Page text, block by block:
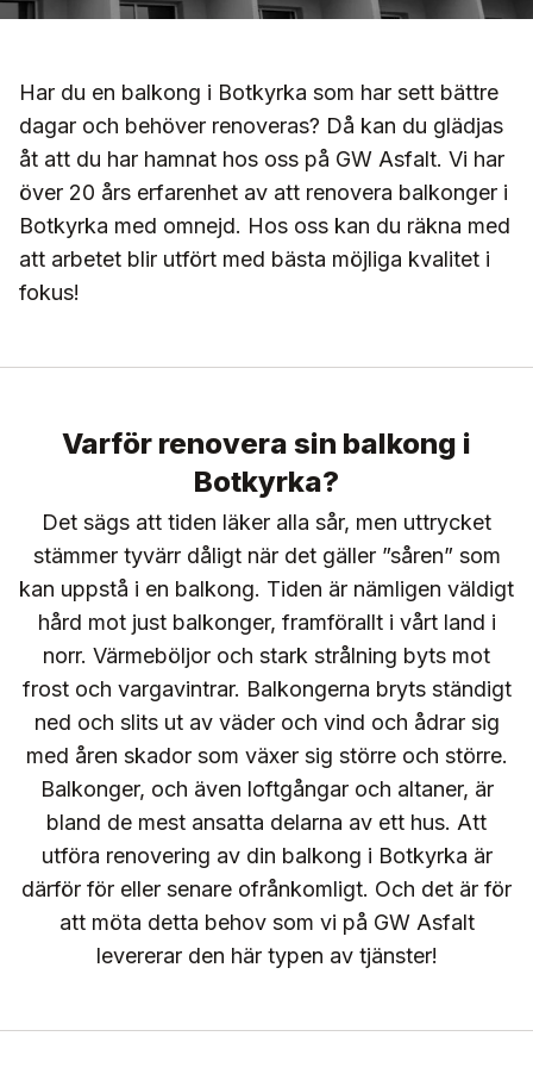
Har du en balkong i Botkyrka som har sett bättre
dagar och behöver renoveras? Då kan du glädjas
åt att du har hamnat hos oss på GW Asfalt. Vi har
över 20 års erfarenhet av att renovera balkonger i
Botkyrka med omnejd. Hos oss kan du räkna med
att arbetet blir utfört med bästa möjliga kvalitet i
fokus!
Varför renovera sin balkong i
Botkyrka?
Det sägs att tiden läker alla sår, men uttrycket
stämmer tyvärr dåligt när det gäller ”såren” som
kan uppstå i en balkong. Tiden är nämligen väldigt
hård mot just balkonger, framförallt i vårt land i
norr. Värmeböljor och stark strålning byts mot
frost och vargavintrar. Balkongerna bryts ständigt
ned och slits ut av väder och vind och ådrar sig
med åren skador som växer sig större och större.
Balkonger, och även loftgångar och altaner, är
bland de mest ansatta delarna av ett hus. Att
utföra renovering av din balkong i Botkyrka är
därför för eller senare ofrånkomligt. Och det är för
att möta detta behov som vi på GW Asfalt
levererar den här typen av tjänster!